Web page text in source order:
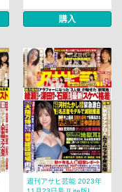
購入
週刊アサヒ芸能 2023年